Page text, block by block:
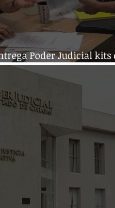
Poder Judicial kits
sanitaria a